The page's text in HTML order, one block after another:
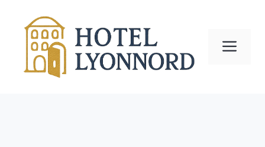
contenu